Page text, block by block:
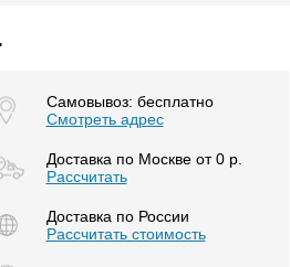
Самовывоз: бесплатно
Смотреть адрес
Доставка по Москве от 0 р.
Расcчитать
Доставка по России
Рассчитать стоимость